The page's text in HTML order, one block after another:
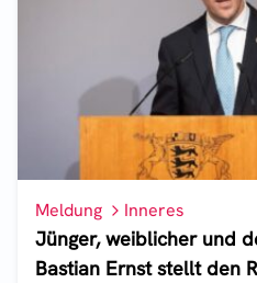
Meldung Inneres
Jünger, weiblicher und
Bastian Ernst stellt den